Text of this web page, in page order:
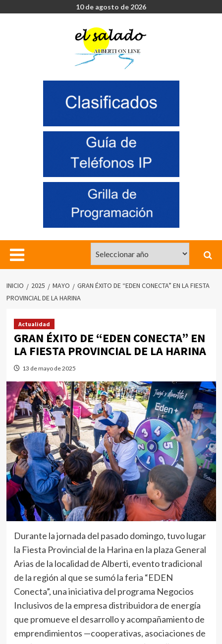
10 de agosto de 2026
INICIO 2025 MAYO
GRAN ÉXITO DE “EDEN CONECTA” EN LA FIESTA
PROVINCIAL DE LA HARINA
Actualidad
GRAN ÉXITO DE “EDEN CONECTA” EN
LA FIESTA PROVINCIAL DE LA HARINA
13 de mayo de 2025
Durante la jornada del pasado domingo, tuvo lugar
la Fiesta Provincial de la Harina en la plaza General
Arias de la localidad de Alberti, evento tradicional
de la región al que se sumó la feria “EDEN
Conecta”, una iniciativa del programa Negocios
Inclusivos de la empresa distribuidora de energía
que promueve el desarrollo y acompañamiento de
emprendimientos —cooperativas, asociaciones de